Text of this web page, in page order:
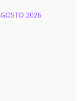
2026